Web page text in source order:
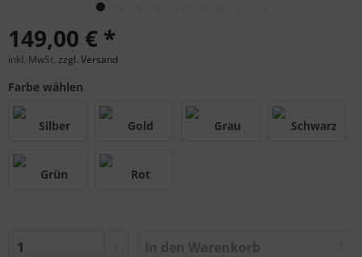
149,00 € *
inkl. MwSt. zzgl. Versand
Farbe wählen
In den Warenkorb